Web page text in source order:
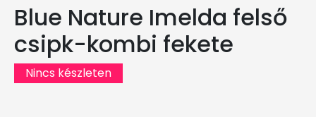
Blue Nature Imelda felső
csipk-kombi fekete
Nincs készleten